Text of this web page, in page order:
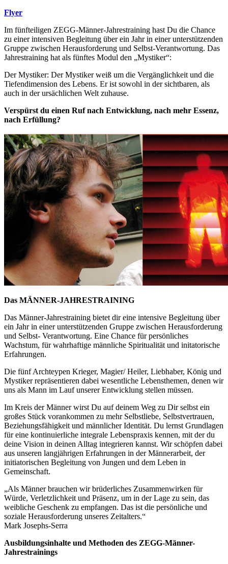
Flyer
Im fünfteiligen ZEGG-Männer-Jahrestraining hast Du die Chance
zu einer intensiven Begleitung über ein Jahr in einer unterstützenden
Gruppe zwischen Herausforderung und Selbst-Verantwortung. Das
Jahrestraining hat als fünftes Modul den „Mystiker“:
Der Mystiker: Der Mystiker weiß um die Vergänglichkeit und die
Tiefendimension des Lebens. Er ist sowohl in der sichtbaren, als
auch in der ursächlichen Welt zuhause.
Verspürst du einen Ruf nach Entwicklung, nach mehr Essenz,
nach Erfüllung?
Das MÄNNER-JAHRESTRAINING
Das Männer-Jahrestraining bietet dir eine intensive Begleitung über
ein Jahr in einer unterstützenden Gruppe zwischen Herausforderung
und Selbst- Verantwortung. Eine Chance für persönliches
Wachstum, für wahrhaftige männliche Spiritualität und initatorische
Erfahrungen.
Die fünf Archteypen Krieger, Magier/ Heiler, Liebhaber, König und
Mystiker repräsentieren dabei wesentliche Lebensthemen, denen wir
uns als Mann im Lauf unserer Entwicklung stellen müssen.
Im Kreis der Männer wirst Du auf deinem Weg zu Dir selbst ein
großes Stück vorankommen zu mehr Selbstliebe, Selbstvertrauen,
Beziehungsfähigkeit und männlicher Identität. Du lernst Grundlagen
für eine kontinuierliche integrale Lebenspraxis kennen, mit der du
deine Vision in deinen Alltag integrieren kannst. Wir schöpfen dabei
aus unseren langjährigen Erfahrungen in der Männerarbeit, der
initiatorischen Begleitung von Jungen und dem Leben in
Gemeinschaft.
„Als Männer brauchen wir brüderliches Zusammenwirken für
Würde, Verletzlichkeit und Präsenz, um in der Lage zu sein, das
weibliche Geschenk zu empfangen. Das ist die persönliche und
soziale Herausforderung unseres Zeitalters.“
Mark Josephs-Serra
Ausbildungsinhalte und Methoden des ZEGG-Männer-
Jahrestrainings